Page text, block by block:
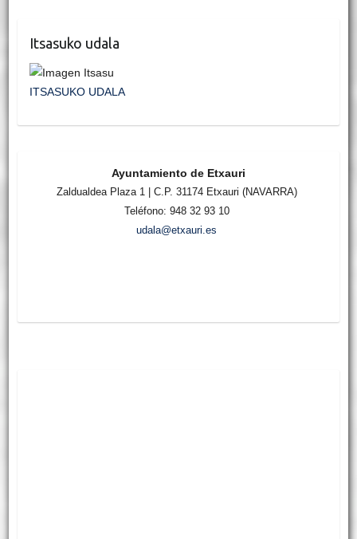
Itsasuko udala
ITSASUKO UDALA
Ayuntamiento de Etxauri
Zaldualdea Plaza 1 | C.P. 31174 Etxauri (NAVARRA)
Teléfono: 948 32 93 10
udala@etxauri.es